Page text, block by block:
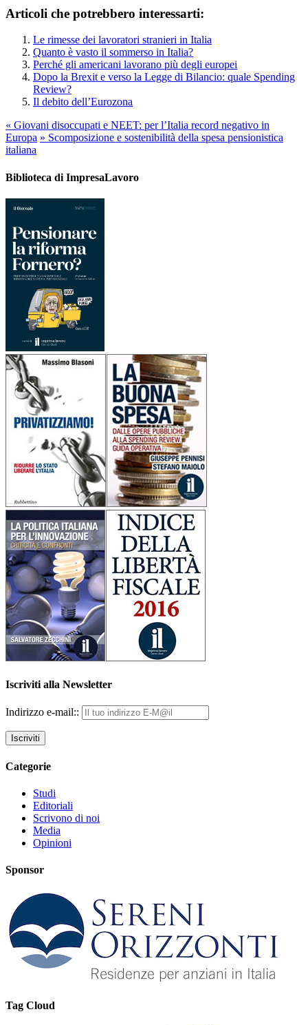
Articoli che potrebbero interessarti:
Le rimesse dei lavoratori stranieri in Italia
Quanto è vasto il sommerso in Italia?
Perché gli americani lavorano più degli europei
Dopo la Brexit e verso la Legge di Bilancio: quale Spending
Review?
Il debito dell’Eurozona
« Giovani disoccupati e NEET: per l’Italia record negativo in
Europa » Scomposizione e sostenibilità della spesa pensionistica
italiana
Biblioteca di ImpresaLavoro
Iscriviti alla Newsletter
Indirizzo e-mail::
Categorie
Studi
Editoriali
Scrivono di noi
Media
Opinioni
Sponsor
Tag Cloud